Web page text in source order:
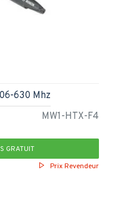
MW1-HTX-F4
630 Mhz
GRATUIT
Prix Revendeur